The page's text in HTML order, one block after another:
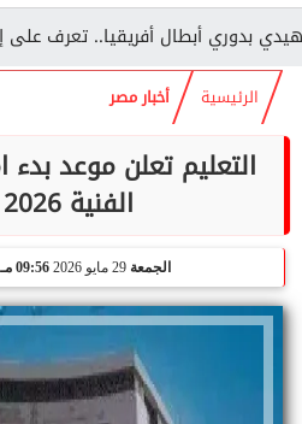
أبطال أفريقيا.. تعرف على إس
الرئيسية أخبار مصر
التعليم تعلن موعد بدء
الفنية 2026 رسميًا
الجمعة 09:56 مـ